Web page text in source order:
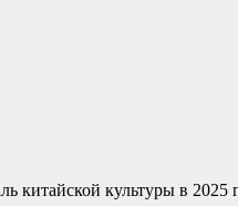
китайской культуры в 2025